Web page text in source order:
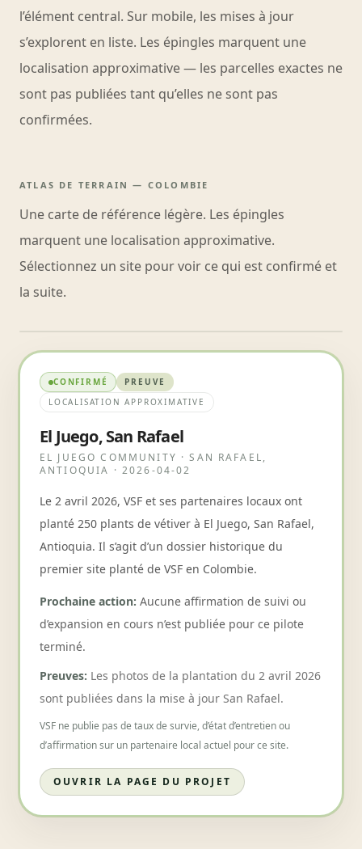
l’élément central. Sur mobile, les mises à jour
s’explorent en liste. Les épingles marquent une
localisation approximative — les parcelles exactes ne
sont pas publiées tant qu’elles ne sont pas
confirmées.
ATLAS DE TERRAIN — COLOMBIE
Une carte de référence légère. Les épingles
marquent une localisation approximative.
Sélectionnez un site pour voir ce qui est confirmé et
la suite.
El Juego, San Rafael
CARTE DE RÉFÉRENCE — COORDONNÉES
CONFIRMÉ
PREUVE
LOCALISATION APPROXIMATIVE
El Juego, San Rafael
EL JUEGO COMMUNITY ·SAN RAFAEL,
ANTIOQUIA · 2026-04-02
Le 2 avril 2026, VSF et ses partenaires locaux ont
planté 250 plants de vétiver à El Juego, San Rafael,
Antioquia. Il s’agit d’un dossier historique du
premier site planté de VSF en Colombie.
Prochaine action: Aucune affirmation de suivi ou
d’expansion en cours n’est publiée pour ce pilote
terminé.
Preuves: Les photos de la plantation du 2 avril 2026
sont publiées dans la mise à jour San Rafael.
VSF ne publie pas de taux de survie, d’état d’entretien ou
d’affirmation sur un partenaire local actuel pour ce site.
OUVRIR LA PAGE DU PROJET